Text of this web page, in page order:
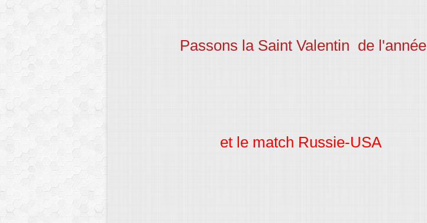
Passons la Saint Valentin de l'année
et le match Russie-USA